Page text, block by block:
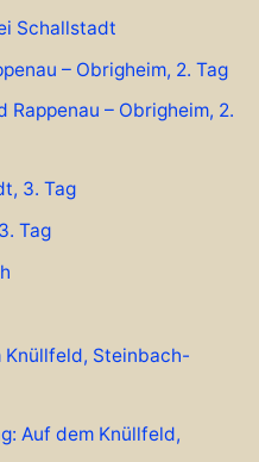
Schallstadt
– Obrigheim, 2. Tag
Rappenau – Obrigheim, 2.
3. Tag
Tag
Knüllfeld, Steinbach-
Auf dem Knüllfeld,